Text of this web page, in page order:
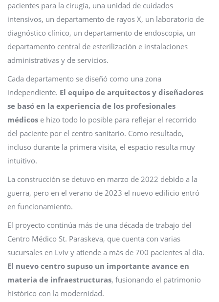
pacientes para la cirugía, una unidad de cuidados
intensivos, un departamento de rayos X, un laboratorio de
diagnóstico clínico, un departamento de endoscopia, un
departamento central de esterilización e instalaciones
administrativas y de servicios.
Cada departamento se diseñó como una zona
independiente. El equipo de arquitectos y diseñadores
se basó en la experiencia de los profesionales
médicos e hizo todo lo posible para reflejar el recorrido
del paciente por el centro sanitario. Como resultado,
incluso durante la primera visita, el espacio resulta muy
intuitivo.
La construcción se detuvo en marzo de 2022 debido a la
guerra, pero en el verano de 2023 el nuevo edificio entró
en funcionamiento.
El proyecto continúa más de una década de trabajo del
Centro Médico St. Paraskeva, que cuenta con varias
sucursales en Lviv y atiende a más de 700 pacientes al día.
El nuevo centro supuso un importante avance en
materia de infraestructuras, fusionando el patrimonio
histórico con la modernidad.